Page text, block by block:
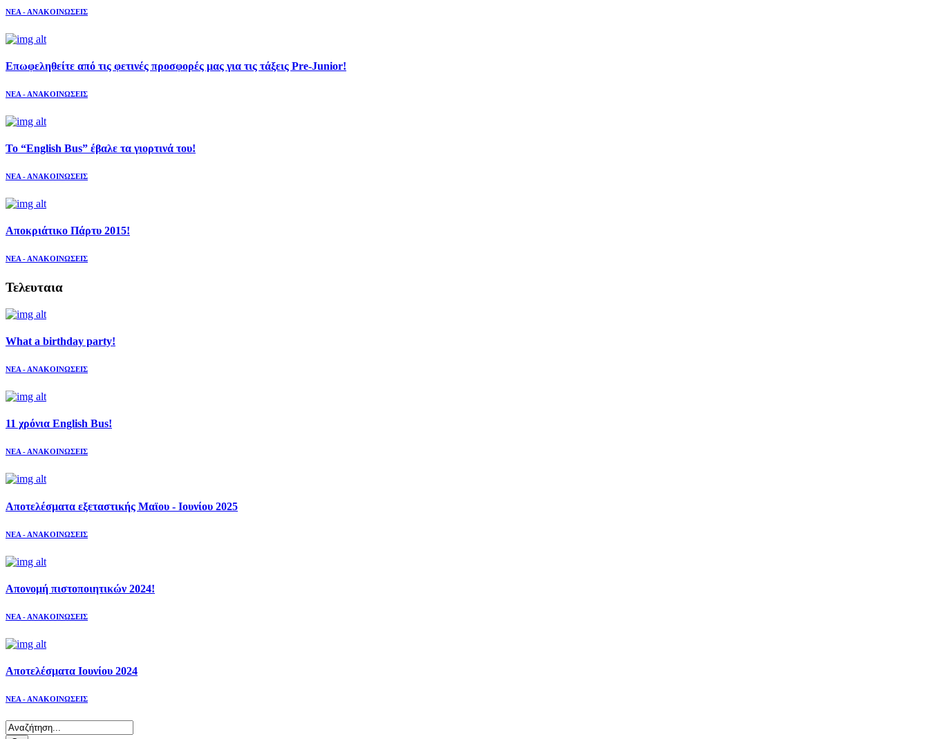
ΝΕΑ - ΑΝΑΚΟΙΝΩΣΕΙΣ
Επωφεληθείτε από τις φετινές προσφορές μας για τις τάξεις Pre-Junior!
ΝΕΑ - ΑΝΑΚΟΙΝΩΣΕΙΣ
Το “English Bus” έβαλε τα γιορτινά του!
ΝΕΑ - ΑΝΑΚΟΙΝΩΣΕΙΣ
Αποκριάτικο Πάρτυ 2015!
ΝΕΑ - ΑΝΑΚΟΙΝΩΣΕΙΣ
Τελευταια
What a birthday party!
ΝΕΑ - ΑΝΑΚΟΙΝΩΣΕΙΣ
11 χρόνια English Bus!
ΝΕΑ - ΑΝΑΚΟΙΝΩΣΕΙΣ
Αποτελέσματα εξεταστικής Μαϊου - Ιουνίου 2025
ΝΕΑ - ΑΝΑΚΟΙΝΩΣΕΙΣ
Απονομή πιστοποιητικών 2024!
ΝΕΑ - ΑΝΑΚΟΙΝΩΣΕΙΣ
Αποτελέσματα Ιουνίου 2024
ΝΕΑ - ΑΝΑΚΟΙΝΩΣΕΙΣ